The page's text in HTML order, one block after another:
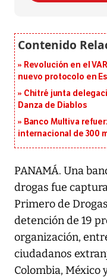
Revolución en el
nuevo protocolo en
Chitré junta
Danza de Diablos
Banco Multiva
internacional de 300
PANAMÁ. Una
drogas fue
Primero de
detención de 19
organización,
ciudadanos
Colombia, México